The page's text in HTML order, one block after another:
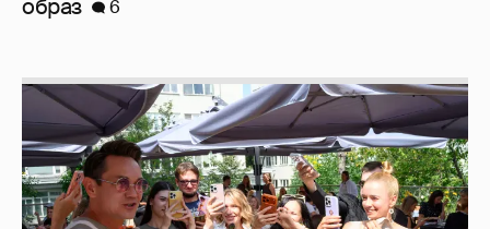
Анастасия Гребенкина, Женя Малахова,
Оксана Русланова и другие гости
фестиваля «Баланс вкуса и ритма»:
рассматриваем летние образы